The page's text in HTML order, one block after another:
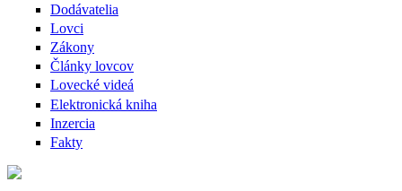
Dodávatelia
Lovci
Zákony
Články lovcov
Lovecké videá
Elektronická kniha
Inzercia
Fakty